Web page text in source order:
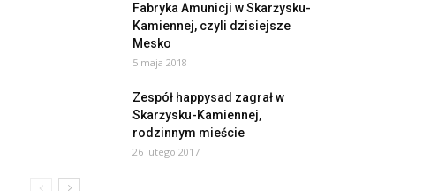
Fabryka Amunicji w Skarżysku-
Kamiennej, czyli dzisiejsze
Mesko
5 maja 2018
Zespół happysad zagrał w
Skarżysku-Kamiennej,
rodzinnym mieście
26 lutego 2017